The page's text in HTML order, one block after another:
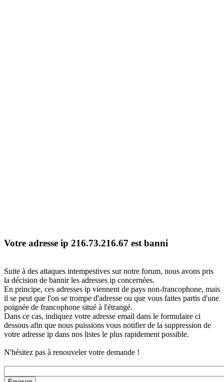
Votre adresse ip 216.73.216.67 est banni
Suite à des attaques intempestives sur notre forum, nous avons pris
la décision de bannir les adresses ip concernées.
En principe, ces adresses ip viennent de pays non-francophone, mais
il se peut que l'on se trompe d'adresse ou que vous faites partis d'une
poignée de francophone situé à l'étrangé.
Dans ce cas, indiquez votre adresse email dans le formulaire ci
dessous afin que nous puissions vous notifier de la suppression de
votre adresse ip dans nos listes le plus rapidement possible.
N'hésitez pas à renouveler votre demande !